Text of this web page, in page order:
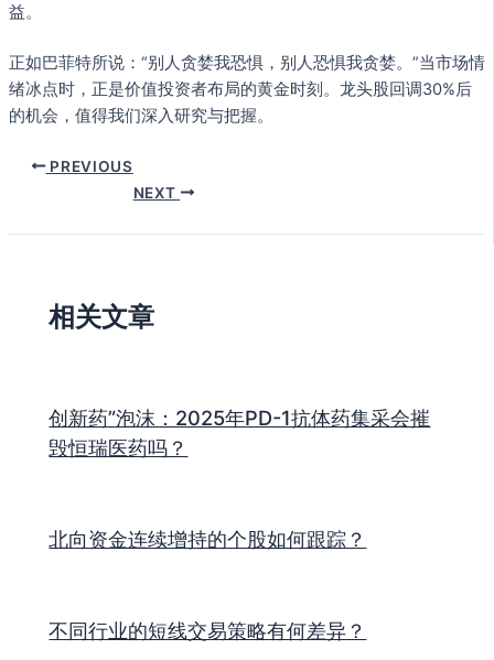
益。
正如巴菲特所说：“别人贪婪我恐惧，别人恐惧我贪婪。”当市场情
绪冰点时，正是价值投资者布局的黄金时刻。龙头股回调30%后
的机会，值得我们深入研究与把握。
PREVIOUS
NEXT
相关文章
创新药”泡沫：2025年PD-1抗体药集采会摧
毁恒瑞医药吗？
北向资金连续增持的个股如何跟踪？
不同行业的短线交易策略有何差异？